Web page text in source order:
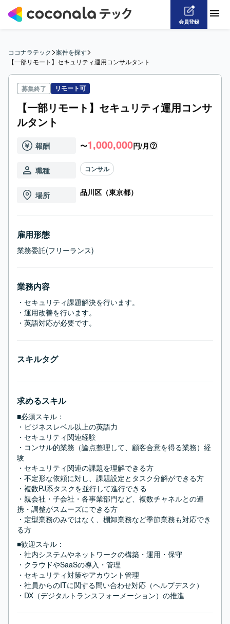
会員登録
ココナラテック>案件を探す>
【一部リモート】セキュリティ運用コンサルタント
募集終了 リモート可
【一部リモート】セキュリティ運用コンサ
ルタント
報酬 〜1,000,000円/月
職種 コンサル
場所 品川区（東京都）
雇用形態
業務委託(フリーランス)
業務内容
・セキュリティ課題解決を行います。
・運用改善を行います。
・英語対応が必要です。
スキルタグ
求めるスキル
■必須スキル：
・ビジネスレベル以上の英語力
・セキュリティ関連経験
・コンサル的業務（論点整理して、顧客合意を得る業務）経
験
・セキュリティ関連の課題を理解できる方
・不定形な依頼に対し、課題設定とタスク分解ができる方
・複数PJ系タスクを並行して進行できる
・親会社・子会社・各事業部門など、複数チャネルとの連
携・調整がスムーズにできる方
・定型業務のみではなく、棚卸業務など季節業務も対応でき
る方
■歓迎スキル：
・社内システムやネットワークの構築・運用・保守
・クラウドやSaaSの導入・管理
・セキュリティ対策やアカウント管理
・社員からのITに関する問い合わせ対応（ヘルプデスク）
・DX（デジタルトランスフォーメーション）の推進